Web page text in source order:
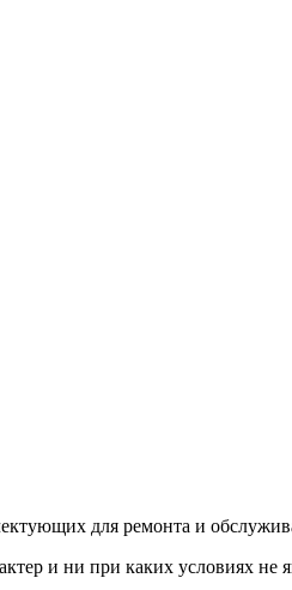
для ремонта и
и ни при каких условиях не